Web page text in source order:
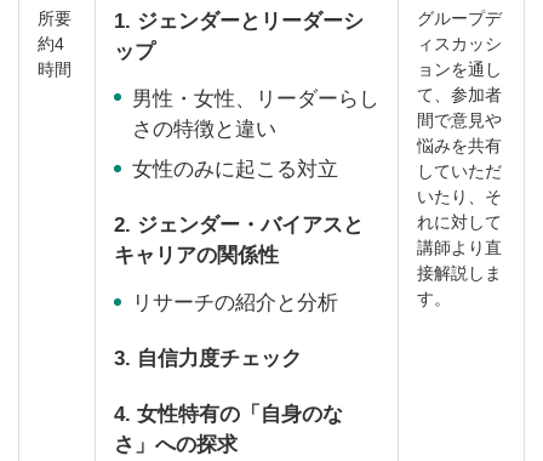
所要
約4
時間
1. ジェンダーとリーダーシ
ップ
男性・女性、リーダーらし
さの特徴と違い
女性のみに起こる対立
2. ジェンダー・バイアスと
キャリアの関係性
リサーチの紹介と分析
3. 自信力度チェック
4. 女性特有の「自身のな
さ」への探求
グループデ
ィスカッシ
ョンを通し
て、参加者
間で意見や
悩みを共有
していただ
いたり、そ
れに対して
講師より直
接解説しま
す。